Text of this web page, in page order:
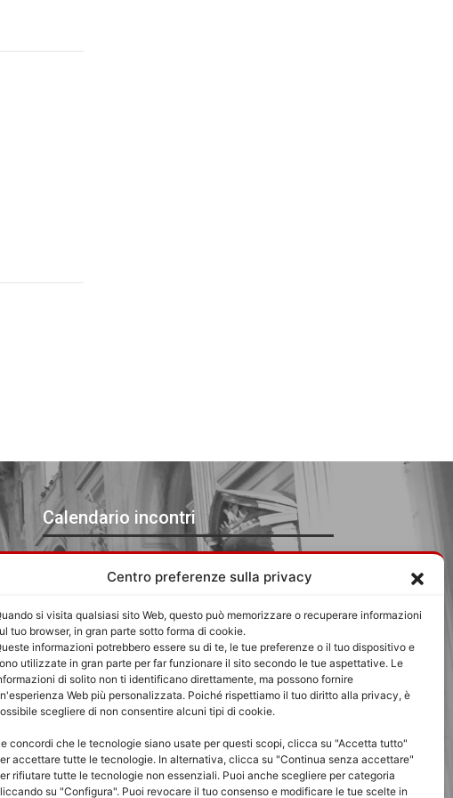
Centro preferenze sulla privacy
si visita qualsiasi sito Web, questo può memorizzare o recuperare informazioni
tuo browser, in gran parte sotto forma di cookie.
informazioni potrebbero essere su di te, le tue preferenze o il tuo dispositivo e
utilizzate in gran parte per far funzionare il sito secondo le tue aspettative. Le
di solito non ti identificano direttamente, ma possono fornire
Web più personalizzata. Poiché rispettiamo il tuo diritto alla privacy, è
scegliere di non consentire alcuni tipi di cookie.
concordi che le tecnologie siano usate per questi scopi, clicca su "Accetta tutto"
accettare tutte le tecnologie. In alternativa, clicca su "Continua senza accettare"
rifiutare tutte le tecnologie non essenziali. Puoi anche scegliere per categoria
su "Configura". Puoi revocare il tuo consenso e modificare le tue scelte in
Calendario incontri
Eventi in Agosto 2026
2727
Luglio
2026
2828
Luglio
2026
2929
Luglio
2026
3030
Luglio
2026
3131
Luglio
2026
Agosto
2026
Agosto
2026
33
Agosto
2026
44
Agosto
2026
55
Agosto
2026
66
Agosto
2026
77
Agosto
2026
88
Agosto
99
Agosto
1010
Agosto
2026
1111
Agosto
2026
1212
Agosto
2026
1313
Agosto
2026
1414
Agosto
2026
1515
2026
1616
2026
1717
Agosto
2026
1818
Agosto
2026
1919
Agosto
2026
2020
Agosto
2026
2121
Agosto
2026
22
Agosto
2026
Agosto
2026
2424
Agosto
2525
Agosto
2626
Agosto
2727
Agosto
2828
Agosto
2929
Agosto
3030
Agosto
3131 11
22
33
44
55
66